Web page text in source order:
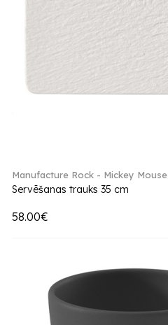
Manufacture Rock - Mickey Mouse
Servēšanas trauks 35 cm
58.00€